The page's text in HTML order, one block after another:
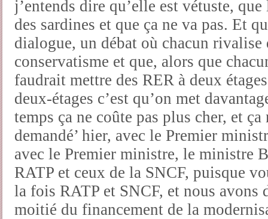
j’entends dire qu’elle est vétuste,
des sardines et que ça ne va pas. Et
dialogue, un débat où chacun
conservatisme et que, alors que
faudrait mettre des RER à deux
deux-étages c’est qu’on met
temps ça ne coûte pas plus cher, et
demandé’ hier, avec le Premier
avec le Premier ministre, le ministre
RATP et ceux de la SNCF, puisque
la fois RATP et SNCF, et nous avons
moitié du financement de la